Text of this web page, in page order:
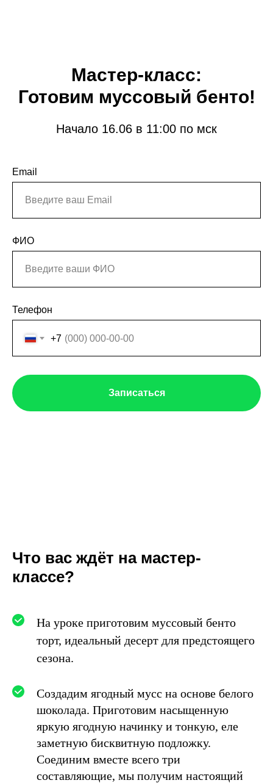
Мастер-класс:
Готовим муссовый бенто!
Начало 16.06 в 11:00 по мск
Email
ФИО
Телефон
+7
Записаться
Что вас ждёт на мастер-
классе?
На уроке приготовим муссовый бенто
торт, идеальный десерт для предстоящего
сезона.
Создадим ягодный мусс на основе белого
шоколада. Приготовим насыщенную
яркую ягодную начинку и тонкую, еле
заметную бисквитную подложку.
Соединим вместе всего три
составляющие, мы получим настоящий